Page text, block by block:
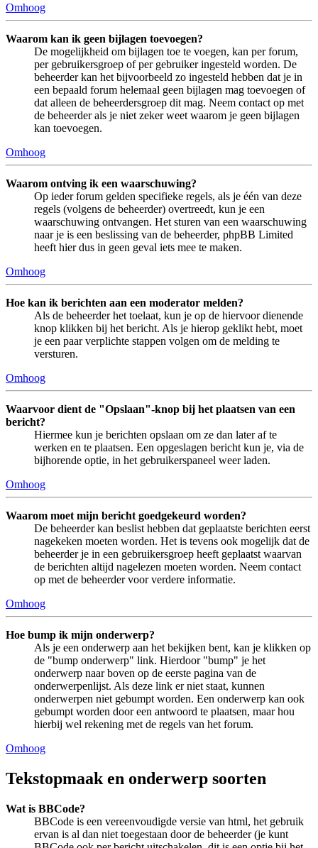
Omhoog
Waarom kan ik geen bijlagen toevoegen?
De mogelijkheid om bijlagen toe te voegen, kan per forum,
per gebruikersgroep of per gebruiker ingesteld worden. De
beheerder kan het bijvoorbeeld zo ingesteld hebben dat je in
een bepaald forum helemaal geen bijlagen mag toevoegen of
dat alleen de beheerdersgroep dit mag. Neem contact op met
de beheerder als je niet zeker weet waarom je geen bijlagen
kan toevoegen.
Omhoog
Waarom ontving ik een waarschuwing?
Op ieder forum gelden specifieke regels, als je één van deze
regels (volgens de beheerder) overtreedt, kun je een
waarschuwing ontvangen. Het sturen van een waarschuwing
naar je is een beslissing van de beheerder, phpBB Limited
heeft hier dus in geen geval iets mee te maken.
Omhoog
Hoe kan ik berichten aan een moderator melden?
Als de beheerder het toelaat, kun je op de hiervoor dienende
knop klikken bij het bericht. Als je hierop geklikt hebt, moet
je een paar verplichte stappen volgen om de melding te
versturen.
Omhoog
Waarvoor dient de "Opslaan"-knop bij het plaatsen van een
bericht?
Hiermee kun je berichten opslaan om ze dan later af te
werken en te plaatsen. Een opgeslagen bericht kun je, via de
bijhorende optie, in het gebruikerspaneel weer laden.
Omhoog
Waarom moet mijn bericht goedgekeurd worden?
De beheerder kan beslist hebben dat geplaatste berichten eerst
nagekeken moeten worden. Het is tevens ook mogelijk dat de
beheerder je in een gebruikersgroep heeft geplaatst waarvan
de berichten altijd nagelezen moeten worden. Neem contact
op met de beheerder voor verdere informatie.
Omhoog
Hoe bump ik mijn onderwerp?
Als je een onderwerp aan het bekijken bent, kan je klikken op
de "bump onderwerp" link. Hierdoor "bump" je het
onderwerp naar boven op de eerste pagina van de
onderwerpenlijst. Als deze link er niet staat, kunnen
onderwerpen niet gebumpt worden. Een onderwerp kan ook
gebumpt worden door een antwoord te plaatsen, maar hou
hierbij wel rekening met de regels van het forum.
Omhoog
Tekstopmaak en onderwerp soorten
Wat is BBCode?
BBCode is een vereenvoudigde versie van html, het gebruik
ervan is al dan niet toegestaan door de beheerder (je kunt